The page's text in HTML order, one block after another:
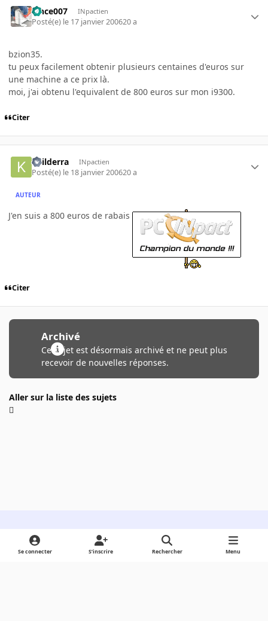
vince007 INpactien
Posté(e) le 17 janvier 200620 a
bzion35.
tu peux facilement obtenir plusieurs centaines d'euros sur
une machine a ce prix là.
moi, j'ai obtenu l'equivalent de 800 euros sur mon i9300.
Citer
keilderra INpactien
Posté(e) le 18 janvier 200620 a
AUTEUR
J'en suis a 800 euros de rabais
Citer
Archivé
Ce sujet est désormais archivé et ne peut plus
recevoir de nouvelles réponses.
Aller sur la liste des sujets
Light ModeDark ModeSystem Preference
Se connecter S’inscrire Rechercher Menu